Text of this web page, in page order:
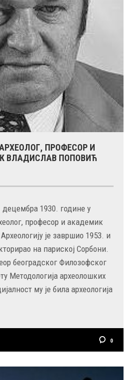
ПРОФЕСОР И
ВЛАДИСЛАВ ПОПОВИЋ
1930. године у
професор и академик
је завршио 1953. и
на париској Сорбони.
београдског Филозофског
Методологија археолошких
му је била археологија
0